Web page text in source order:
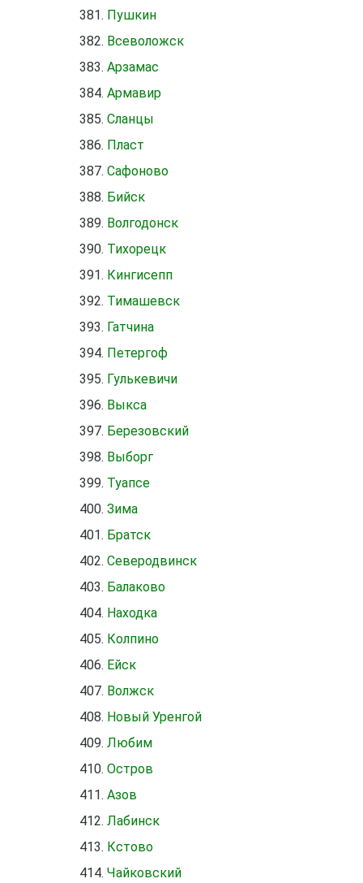
Пушкин
Всеволожск
Арзамас
Армавир
Сланцы
Пласт
Сафоново
Бийск
Волгодонск
Тихорецк
Кингисепп
Тимашевск
Гатчина
Петергоф
Гулькевичи
Выкса
Березовский
Выборг
Туапсе
Зима
Братск
Северодвинск
Балаково
Находка
Колпино
Ейск
Волжск
Новый Уренгой
Любим
Остров
Азов
Лабинск
Кстово
Чайковский